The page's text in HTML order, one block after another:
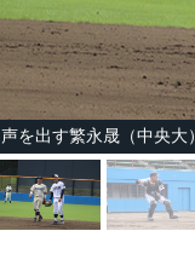
声を出す繁永晟（中央大